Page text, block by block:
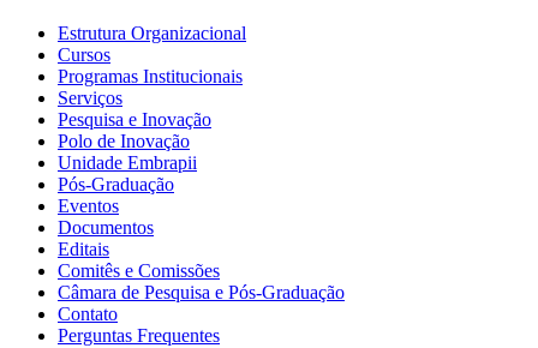
Estrutura Organizacional
Cursos
Programas Institucionais
Serviços
Pesquisa e Inovação
Polo de Inovação
Unidade Embrapii
Pós-Graduação
Eventos
Documentos
Editais
Comitês e Comissões
Câmara de Pesquisa e Pós-Graduação
Contato
Perguntas Frequentes